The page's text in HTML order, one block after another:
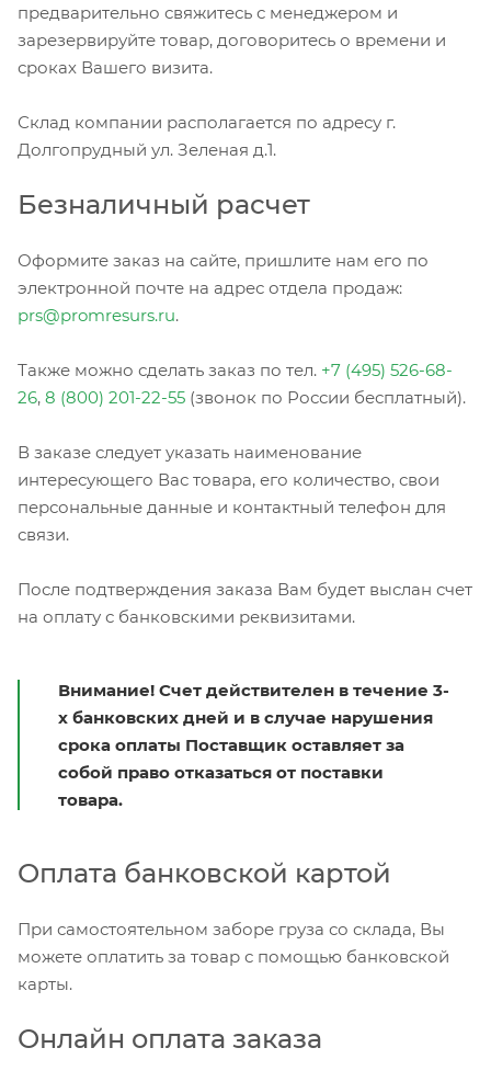
предварительно свяжитесь с менеджером и
зарезервируйте товар, договоритесь о времени и
сроках Вашего визита.
Склад компании располагается по адресу г.
Долгопрудный ул. Зеленая д.1.
Безналичный расчет
Оформите заказ на сайте, пришлите нам его по
электронной почте на адрес отдела продаж:
prs@promresurs.ru.
Также можно сделать заказ по тел. +7 (495) 526-68-
26, 8 (800) 201-22-55 (звонок по России бесплатный).
В заказе следует указать наименование
интересующего Вас товара, его количество, свои
персональные данные и контактный телефон для
связи.
После подтверждения заказа Вам будет выслан счет
на оплату с банковскими реквизитами.
Внимание! Счет действителен в течение 3-
х банковских дней и в случае нарушения
срока оплаты Поставщик оставляет за
собой право отказаться от поставки
товара.
Оплата банковской картой
При самостоятельном заборе груза со склада, Вы
можете оплатить за товар с помощью банковской
карты.
Онлайн оплата заказа